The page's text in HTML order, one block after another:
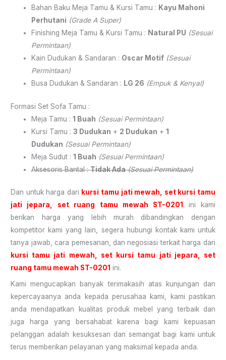
Bahan Baku Meja Tamu & Kursi Tamu : Kayu Mahoni
Perhutani (Grade A Super)
Finishing Meja Tamu & Kursi Tamu : Natural PU (Sesuai
Permintaan)
Kain Dudukan & Sandaran : Oscar Motif (Sesuai
Permintaan)
Busa Dudukan & Sandaran : LG 26 (Empuk & Kenyal)
Formasi Set Sofa Tamu :
Meja Tamu :1 Buah (Sesuai Permintaan)
Kursi Tamu :3 Dudukan + 2 Dudukan +1
Dudukan (Sesuai Permintaan)
Meja Sudut :1 Buah (Sesuai Permintaan)
Aksesoris Bantal :Tidak Ada (Sesuai Permintaan)
Dan untuk harga dari kursi tamu jati mewah, set kursi tamu
jati jepara, set ruang tamu mewah ST-0201
ini kami
berikan harga yang lebih murah dibandingkan dengan
kompetitor kami yang lain, segera hubungi kontak kami untuk
tanya jawab, cara pemesanan, dan negosiasi terkait harga dari
kursi tamu jati mewah, set kursi tamu jati jepara, set
ruang tamu mewah ST-0201 ini.
Kami mengucapkan banyak terimakasih atas kunjungan dan
kepercayaanya anda kepada perusahaa kami, kami pastikan
anda mendapatkan kualitas produk mebel yang terbaik dan
juga harga yang bersahabat karena bagi kami kepuasan
pelanggan adalah kesuksesan dan semangat bagi kami untuk
terus memberikan pelayanan yang maksimal kepada anda.